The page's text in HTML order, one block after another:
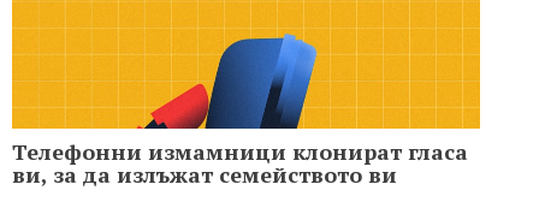
Телефонни измамници клонират гласа
ви, за да излъжат семейството ви